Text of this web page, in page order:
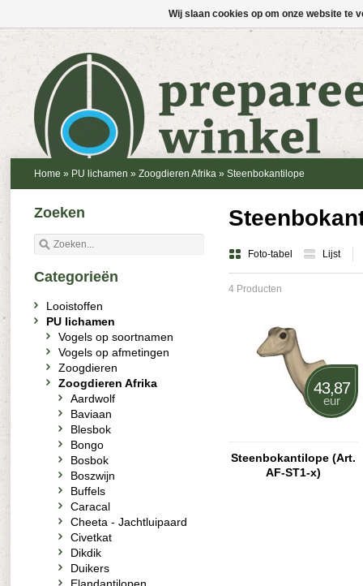
Home » PU lichamen » Zoogdieren Afrika » Steenbokantilope
Foto-tabel Lijst
4 Producten
43,87
eur
Steenbokantilope (Art.
AF-ST1-x)
Zoeken
Categorieën
Looistoffen
PU lichamen
Vogels op soortnamen
Vogels op afmetingen
Zoogdieren
Zoogdieren Afrika
Aardwolf
Baviaan
Blesbok
Bongo
Bosbok
Boszwijn
Buffels
Caracal
Cheeta - Jachtluipaard
Civetkat
Dikdik
Duikers
Wij slaan cookies op om onze website te